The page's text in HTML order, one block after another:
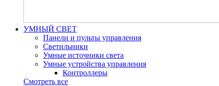
УМНЫЙ СВЕТ
Панели и пульты управления
Светильники
Умные источники света
Умные устройства управления
Контроллеры
Смотреть все